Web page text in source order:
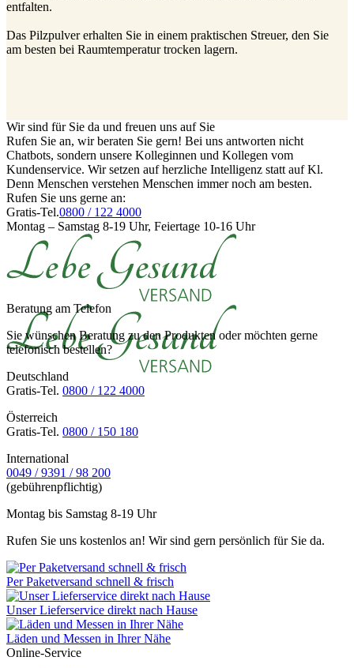
entfalten.
Das Pilzpulver erhalten Sie in einem praktischen Streuer, den Sie
am besten bei Raumtemperatur trocken lagern.
Wir sind für Sie da und freuen uns auf Sie
Rufen Sie an, wir beraten Sie gern! Bei uns antworten nicht
Chatbots, sondern unsere Kolleginnen und Kollegen vom
Kundenservice. Wir setzen auf herzliche Intelligenz statt auf Kl.
Denn Menschen verstehen Menschen immer noch am besten.
Rufen Sie uns gerne an:
Gratis-Tel.0800 / 122 4000
Montag – Samstag 8-19 Uhr, Feiertage 10-16 Uhr
Beratung am Telefon
Sie wünschen Beratung zu den Produkten oder möchten gerne
telefonisch bestellen?
Deutschland
Gratis-Tel. 0800 / 122 4000
Österreich
Gratis-Tel. 0800 / 150 180
International
0049 / 9391 / 98 200
(gebührenpflichtig)
Montag bis Samstag 8-19 Uhr
Rufen Sie uns kostenlos an! Wir sind gern persönlich für Sie da.
Per Paketversand schnell & frisch
Unser Lieferservice direkt nach Hause
Läden und Messen in Ihrer Nähe
Online-Service